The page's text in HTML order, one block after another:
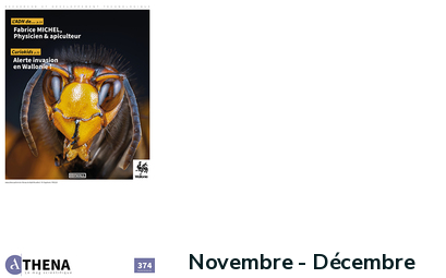
Novembre - Décembre